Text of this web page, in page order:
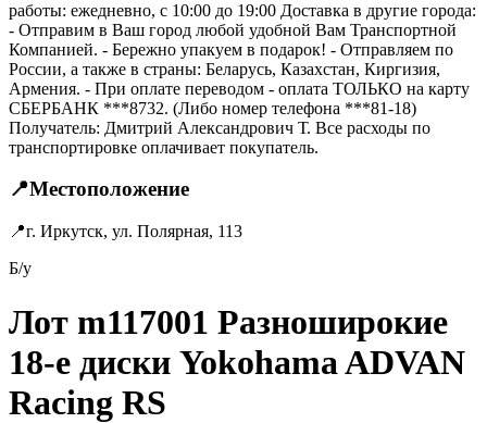
работы: ежедневно, с 10:00 до 19:00 Доставка в другие города:
- Отправим в Ваш город любой удобной Вам Транспортной
Компанией. - Бережно упакуем в подарок! - Отправляем по
России, а также в страны: Беларусь, Казахстан, Киргизия,
Армения. - При оплате переводом - оплата ТОЛЬКО на карту
СБЕРБАНК ***8732. (Либо номер телефона ***81-18)
Получатель: Дмитрий Александрович Т. Все расходы по
транспортировке оплачивает покупатель.
📍Местоположение
📍г. Иркутск, ул. Полярная, 113
Б/у
Лот m117001 Разноширокие
18-е диски Yokohama ADVAN
Racing RS